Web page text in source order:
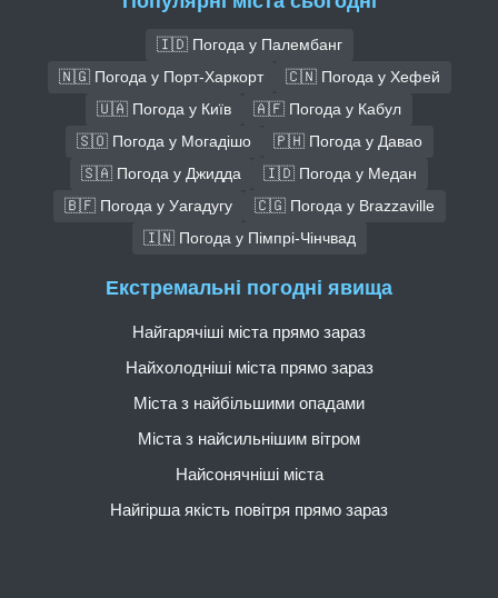
🇮🇩 Погода у Палембанг
🇳🇬 Погода у Порт-Харкорт
🇨🇳 Погода у Хефей
🇺🇦 Погода у Київ
🇦🇫 Погода у Кабул
🇸🇴 Погода у Могадішо
🇵🇭 Погода у Давао
🇸🇦 Погода у Джидда
🇮🇩 Погода у Медан
🇧🇫 Погода у Уагадугу
🇨🇬 Погода у Brazzaville
🇮🇳 Погода у Пімпрі-Чінчвад
Екстремальні погодні явища
Найгарячіші міста прямо зараз
Найхолодніші міста прямо зараз
Міста з найбільшими опадами
Міста з найсильнішим вітром
Найсонячніші міста
Найгірша якість повітря прямо зараз